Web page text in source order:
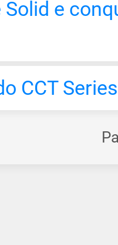
e
CCT